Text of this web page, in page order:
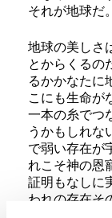
それが地球だ。
地球の美しさ
とからくるの
るかかなたに
こにも生命が
一本の糸でつ
うかもしれな
で弱い存在が
れこそ神の恩
証明もなしに
われの存在そ